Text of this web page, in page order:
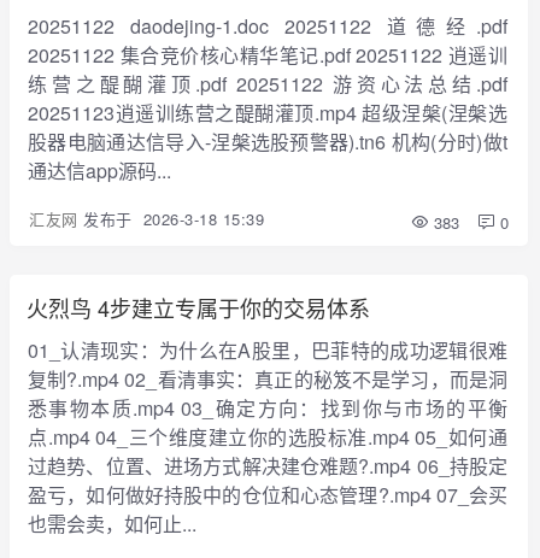
20251122 daodejing-1.doc 20251122 道德经.pdf
20251122 集合竞价核心精华笔记.pdf 20251122 逍遥训
练营之醍醐灌顶.pdf 20251122 游资心法总结.pdf
20251123逍遥训练营之醍醐灌顶.mp4 超级涅槃(涅槃选
股器电脑通达信导入-涅槃选股预警器).tn6 机构(分时)做t
通达信app源码...
汇友网 发布于 2026-3-18 15:39 383 0
火烈鸟 4步建立专属于你的交易体系
01_认清现实：为什么在A股里，巴菲特的成功逻辑很难
复制?.mp4 02_看清事实：真正的秘笈不是学习，而是洞
悉事物本质.mp4 03_确定方向：找到你与市场的平衡
点.mp4 04_三个维度建立你的选股标准.mp4 05_如何通
过趋势、位置、进场方式解决建仓难题?.mp4 06_持股定
盈亏，如何做好持股中的仓位和心态管理?.mp4 07_会买
也需会卖，如何止...